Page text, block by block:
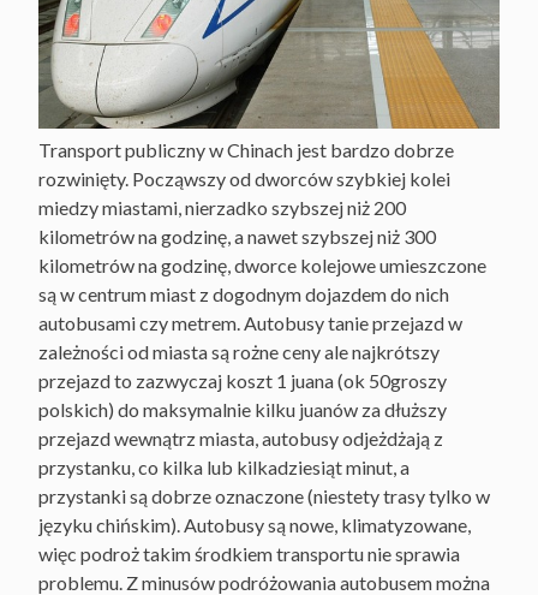
Transport publiczny w Chinach jest bardzo dobrze
rozwinięty. Począwszy od dworców szybkiej kolei
miedzy miastami, nierzadko szybszej niż 200
kilometrów na godzinę, a nawet szybszej niż 300
kilometrów na godzinę, dworce kolejowe umieszczone
są w centrum miast z dogodnym dojazdem do nich
autobusami czy metrem. Autobusy tanie przejazd w
zależności od miasta są rożne ceny ale najkrótszy
przejazd to zazwyczaj koszt 1 juana (ok 50groszy
polskich) do maksymalnie kilku juanów za dłuższy
przejazd wewnątrz miasta, autobusy odjeżdżają z
przystanku, co kilka lub kilkadziesiąt minut, a
przystanki są dobrze oznaczone (niestety trasy tylko w
języku chińskim). Autobusy są nowe, klimatyzowane,
więc podroż takim środkiem transportu nie sprawia
problemu. Z minusów podróżowania autobusem można